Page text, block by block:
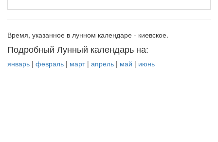
Время, указанное в лунном календаре - киевское.
Подробный Лунный календарь на:
январь | февраль | март| апрель | май | июнь